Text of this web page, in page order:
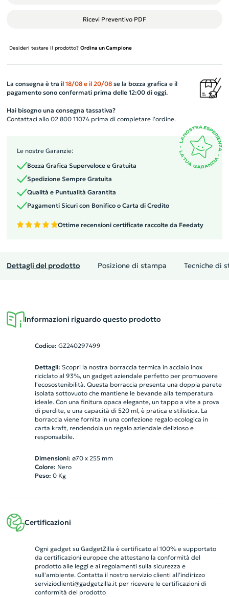
Ricevi Preventivo PDF
Desideri testare il prodotto? Ordina un Campione
La consegna è tra il 18/08 e il 20/08se la bozza grafica e il
pagamento sono confermati prima delle 12:00 di oggi.
Hai bisogno una consegna tassativa?
Contattaci allo 02 800 11074 prima di completare l’ordine.
Le nostre Garanzie:
Bozza Grafica Superveloce e Gratuita
Spedizione Sempre Gratuita
Qualità e Puntualità Garantita
Pagamenti Sicuri con Bonifico o Carta di Credito
Ottime recensioni certificate raccolte da Feedaty
Dettagli del prodotto Posizione di stampa Tecniche di
Informazioni riguardo questo prodotto
Codice: GZ240297499
Dettagli: Scopri la nostra borraccia termica in acciaio inox
riciclato al 93%, un gadget aziendale perfetto per promuovere
l'ecosostenibilità. Questa borraccia presenta una doppia parete
isolata sottovuoto che mantiene le bevande alla temperatura
ideale. Con una finitura opaca elegante, un tappo a vite a prova
di perdite, e una capacità di 520 ml, è pratica e stilistica. La
borraccia viene fornita in una confezione regalo ecologica in
carta kraft, rendendola un regalo aziendale delizioso e
responsabile.
Dimensioni: ø70 x 255 mm
Colore: Nero
Peso: 0Kg
Certificazioni
Ogni gadget su GadgetZilla è certificato al 100% e supportato
da certificazioni europee che attestano la conformità del
prodotto alle leggi e ai regolamenti sulla sicurezza e
sull'ambiente. Contatta il nostro servizio clienti all’indirizzo
servizioclienti@gadgetzilla.itper ricevere le certificazioni di
conformità del prodotto